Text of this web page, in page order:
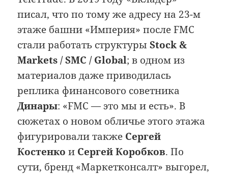
писал, что по тому же адресу на 23-м
этаже башни «Империя» после FMC
стали работать структурыStock &
Markets / SMC / Global; в одном из
материалов даже приводилась
реплика финансового советника
Динары: «FMC — это мы и есть». В
сюжетах о новом обличье этого этажа
фигурировали также Сергей
Костенко и Сергей Коробков. По
сути, бренд «Маркетконсалт» выгорел,